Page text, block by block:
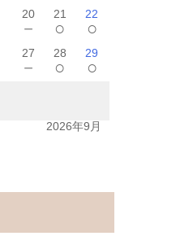
20
－
21
○
22
○
27
－
28
○
29
○
2026年9月